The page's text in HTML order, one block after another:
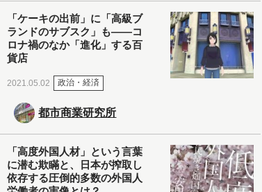
「ケーキの出前」に「高級ブ
ランドのサブスク」も――コ
ロナ禍のなか「進化」する百
貨店
2021.05.02 政治・経済
都市商業研究所
「高度外国人材」という言葉
に潜む欺瞞と、日本が搾取し
依存する圧倒的多数の外国人